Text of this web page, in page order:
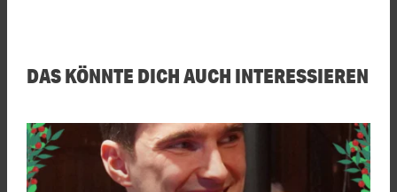
DAS KÖNNTE DICH AUCH INTERESSIEREN